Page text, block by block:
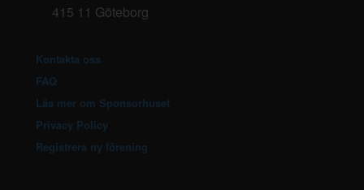
415 11 Göteborg
Kontakta oss
FAQ
Läs mer om Sponsorhuset
Privacy Policy
Registrera ny förening